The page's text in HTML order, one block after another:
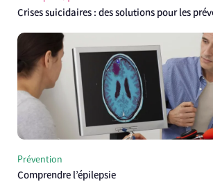
Crises suicidaires : des solutions pour les
Prévention
Comprendre l’épilepsie